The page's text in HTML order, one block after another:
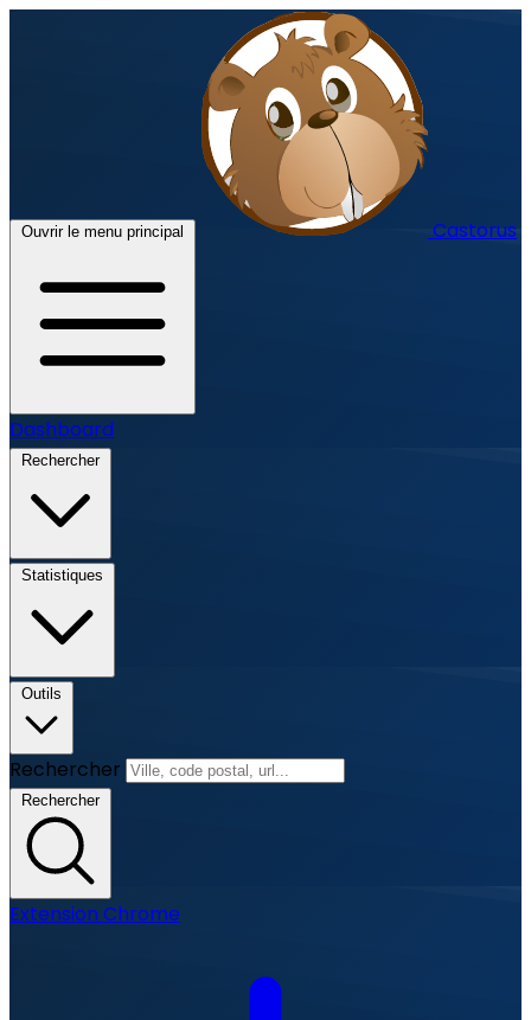
Ouvrir le menu principal Castorus
Dashboard
Rechercher
Statistiques
Outils
Rechercher
Rechercher
Extension Chrome